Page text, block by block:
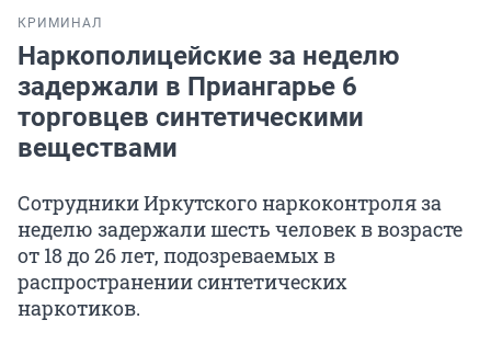
КРИМИНАЛ
Наркополицейские за неделю
задержали в Приангарье 6
торговцев синтетическими
веществами
Сотрудники Иркутского наркоконтроля за
неделю задержали шесть человек в возрасте
от 18 до 26 лет, подозреваемых в
распространении синтетических
наркотиков.